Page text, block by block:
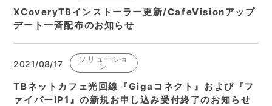
XCoveryTBインストーラー更新/CafeVisionアップ
デート一斉配布のお知らせ
2021/08/17
ソリューショ
ン
TBネットカフェ光回線『Gigaコネクト』および『フ
ァイバーIP1』の新規お申し込み受付終了のお知らせ